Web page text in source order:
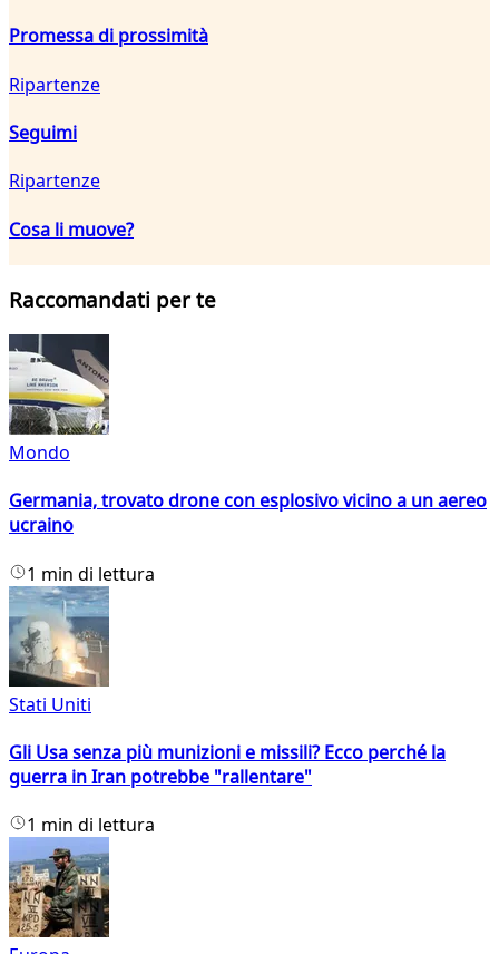
Promessa di prossimità
Ripartenze
Seguimi
Ripartenze
Cosa li muove?
Raccomandati per te
Mondo
Germania, trovato drone con esplosivo vicino a un aereo
ucraino
1 min di lettura
Stati Uniti
Gli Usa senza più munizioni e missili? Ecco perché la
guerra in Iran potrebbe "rallentare"
1 min di lettura